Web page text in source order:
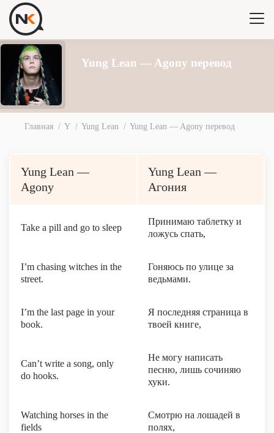
Yung Lean — Agony перевод
Главная Y Yung Lean Yung Lean — Agony перевод
Yung Lean —
Agony
Yung Lean —
Агония
Take a pill and go to sleep
Принимаю таблетку и
ложусь спать,
I’m chasing witches in the
street.
Гоняюсь по улице за
ведьмами.
I’m the last page in your
book.
Я последняя страница в
твоей книге,
Can’t write a song, only
do hooks.
Не могу написать
песню, лишь сочиняю
хуки.
Watching horses in the
fields
Смотрю на лошадей в
полях,